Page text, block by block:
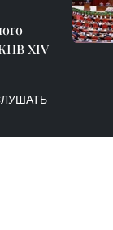
XIV